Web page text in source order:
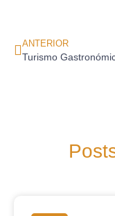
ANTERIOR
Turismo